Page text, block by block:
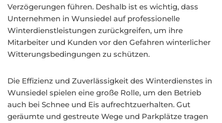
Verzögerungen führen. Deshalb ist es wichtig, dass
Unternehmen in Wunsiedel auf professionelle
Winterdienstleistungen zurückgreifen, um ihre
Mitarbeiter und Kunden vor den Gefahren winterlicher
Witterungsbedingungen zu schützen.
Die Effizienz und Zuverlässigkeit des Winterdienstes in
Wunsiedel spielen eine große Rolle, um den Betrieb
auch bei Schnee und Eis aufrechtzuerhalten. Gut
geräumte und gestreute Wege und Parkplätze tragen